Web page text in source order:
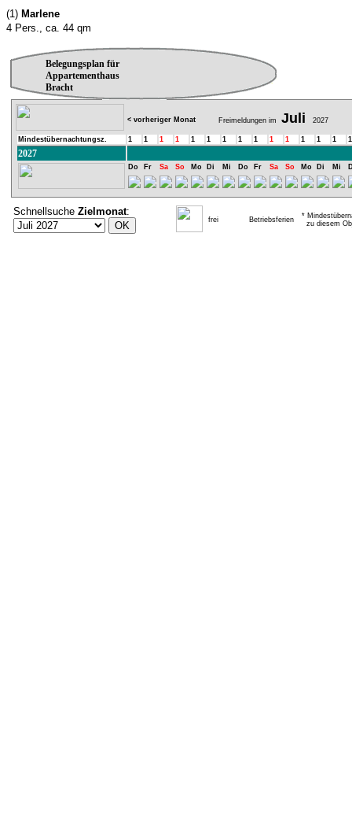
(1) Marlene
4 Pers., ca. 44 qm
Belegungsplan für
Appartementhaus
Bracht
< vorheriger Monat Freimeldungen im Juli 2027
Mindestübernachtungsz. 1 1 1 1 1 1 1 1 1 1 1 1 1 1 1
2027
Do Fr Sa So Mo Di Mi Do Fr Sa So Mo Di Mi
Schnellsuche Zielmonat:
frei Betriebsferien
*
zu diesem